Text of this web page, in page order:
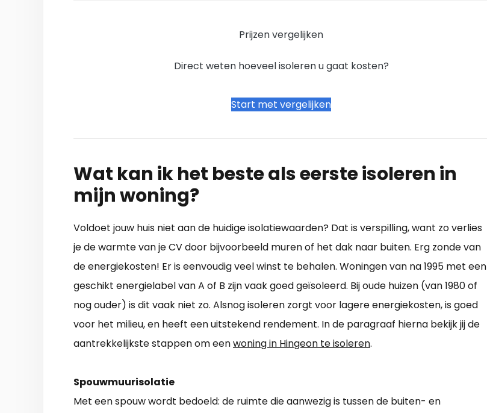
Prijzen vergelijken
Direct weten hoeveel isoleren u gaat kosten?
Start met vergelijken
Wat kan ik het beste als eerste isoleren in
mijn woning?
Voldoet jouw huis niet aan de huidige isolatiewaarden? Dat is verspilling, want zo verlies
je de warmte van je CV door bijvoorbeeld muren of het dak naar buiten. Erg zonde van
de energiekosten! Er is eenvoudig veel winst te behalen. Woningen van na 1995 met een
geschikt energielabel van A of B zijn vaak goed geïsoleerd. Bij oude huizen (van 1980 of
nog ouder) is dit vaak niet zo. Alsnog isoleren zorgt voor lagere energiekosten, is goed
voor het milieu, en heeft een uitstekend rendement. In de paragraaf hierna bekijk jij de
aantrekkelijkste stappen om eenwoning in Hingeon te isoleren.
Spouwmuurisolatie
Met een spouw wordt bedoeld: de ruimte die aanwezig is tussen de buiten- en